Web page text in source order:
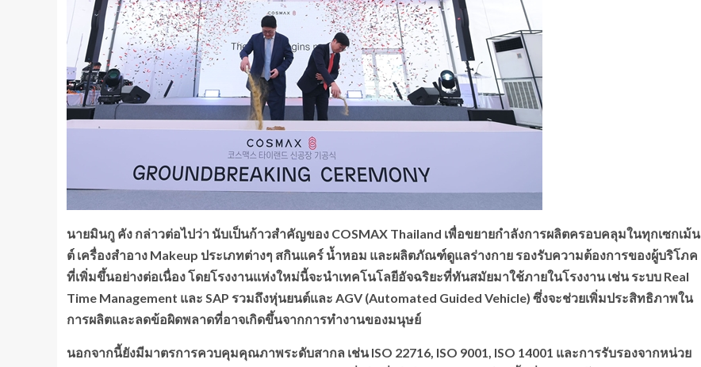
นายมินกู คัง กล่าวต่อไปว่า นับเป็นก้าวสำคัญของ COSMAX Thailand เพื่อขยายกำลังการผลิตครอบคลุมในทุกเซกเม้น
ต์ เครื่องสำอาง Makeup ประเภทต่างๆ สกินแคร์ น้ำหอม และผลิตภัณฑ์ดูแลร่างกาย รองรับความต้องการของผู้บริโภค
ที่เพิ่มขึ้นอย่างต่อเนื่อง โดยโรงงานแห่งใหม่นี้จะนำเทคโนโลยีอัจฉริยะที่ทันสมัยมาใช้ภายในโรงงาน เช่น ระบบ Real
Time Management และ SAP รวมถึงหุ่นยนต์และ AGV (Automated Guided Vehicle) ซึ่งจะช่วยเพิ่มประสิทธิภาพใน
การผลิตและลดข้อผิดพลาดที่อาจเกิดขึ้นจากการทำงานของมนุษย์
นอกจากนี้ยังมีมาตรการควบคุมคุณภาพระดับสากล เช่นISO 22716, ISO 9001, ISO 14001 และการรับรองจากหน่วย